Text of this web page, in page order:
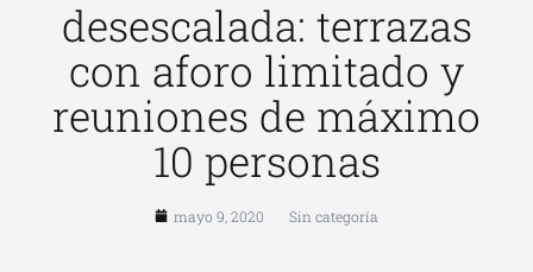
desescalada: terrazas
con aforo limitado y
reuniones de máximo
10 personas
mayo 9, 2020 Sin categoría